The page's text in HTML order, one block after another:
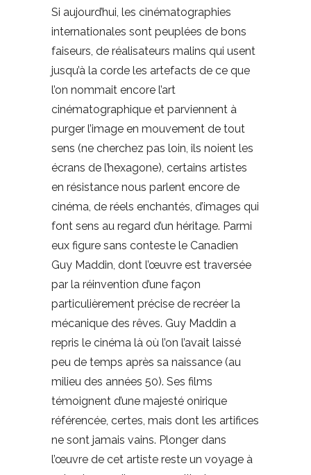
Si aujourd’hui, les cinématographies
internationales sont peuplées de bons
faiseurs, de réalisateurs malins qui usent
jusqu’à la corde les artefacts de ce que
l’on nommait encore l’art
cinématographique et parviennent à
purger l’image en mouvement de tout
sens (ne cherchez pas loin, ils noient les
écrans de l’hexagone), certains artistes
en résistance nous parlent encore de
cinéma, de réels enchantés, d’images qui
font sens au regard d’un héritage. Parmi
eux figure sans conteste le Canadien
Guy Maddin, dont l’œuvre est traversée
par la réinvention d’une façon
particulièrement précise de recréer la
mécanique des rêves. Guy Maddin a
repris le cinéma là où l’on l’avait laissé
peu de temps après sa naissance (au
milieu des années 50). Ses films
témoignent d’une majesté onirique
référencée, certes, mais dont les artifices
ne sont jamais vains. Plonger dans
l’œuvre de cet artiste reste un voyage à